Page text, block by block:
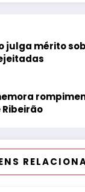
julga mérito